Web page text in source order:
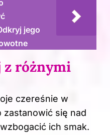
jego
z różnymi
czereśnie w
zastanowić się nad
ich smak.